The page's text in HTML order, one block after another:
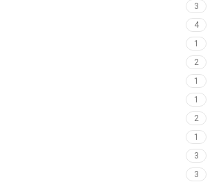
3
4
1
2
1
1
2
1
3
3